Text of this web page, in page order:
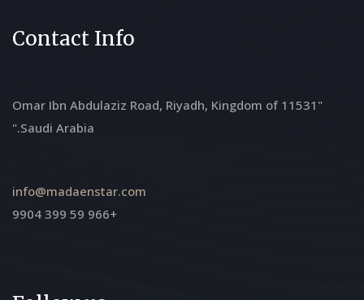
Contact Info
"11531 Omar Ibn Abdulaziz Road, Riyadh, Kingdom of
Saudi Arabia."
info@madaenstar.com
+966 59 399 9904